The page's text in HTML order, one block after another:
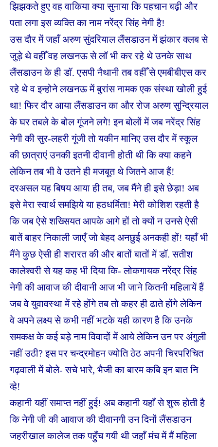
झिझकते हुए वह वाकिया क्या सुनाया कि पहचान बढ़ी और
पता लगा इस व्यक्ति का नाम नरेंद्र सिंह नेगी है!
उस दौर में जहाँ अरुण सुंदरियाल लैंसडाउन में झंकार क्लब से
जुड़े थे वहीँ वह लखनऊ से लॉ भी कर रहे थे उनके साथ
लैंसडाउन के ही डॉ. एसपी नैथानी तब वहीँ से एमबीबीएस कर
रहे थे व इन्होने लखनऊ में बुरांस नामक एक संस्था खोली हुई
था! फिर दौर आया लैंसडाउन का और रोज अरुण सुन्द्रियाल
के घर तबले के बोल गूंजने लगे! इन बोलों में जब नरेंद्र सिंह
नेगी की सुर-लहरी गूंजी तो यकीन मानिए उस दौर में स्कूल
की छात्राएं उनकी इतनी दीवानी होती थी कि क्या कहने
लेकिन तब भी वे उतने ही मजबूत थे जितने आज हैं!
दरअसल यह बिषय आया ही तब, जब मैंने ही इसे छेड़ा! अब
इसे मेरा स्वार्थ समझिये या हठधर्मिता! मेरी कोशिश रहती है
कि जब ऐसे शख्सियत आपके आगे हों तो क्यों न उनसे ऐसी
बातें बाहर निकाली जाएँ जो बेहद अनछुई अनकही हों! यहाँ भी
मैंने कुछ ऐसी ही शरारत की और बातों बातों में डॉ. सतीश
कालेश्वरी से यह कह भी दिया कि- लोकगायक नरेंद्र सिंह
नेगी की आवाज की दीवानी आज भी जाने कितनी महिलायें हैं
जब वे युवावस्था में रहे होंगे तब तो कहर ही ढाते होंगे लेकिन
वे अपने लक्ष्य से कभी नहीं भटके यही कारण है कि उनके
समकक्ष के कई बड़े नाम विवादों में आये लेकिन उन पर अंगुली
नहीं उठी? इस पर चन्द्रमोहन ज्योति ठेठ अपनी चिरपरिचित
गढ़वाली में बोले- सचे भारे, भैजी का बारम कबि इन बात नि
व्हे!
कहानी यहीं समाप्त नहीं हुई! अब कहानी यहाँ से शुरू होती है
कि नेगी जी की आवाज की दीवानगी उन दिनों लैंसडाउन
जहरीखाल कालेज तक पहुँच गयी थी जहाँ मंच में मैं महिला